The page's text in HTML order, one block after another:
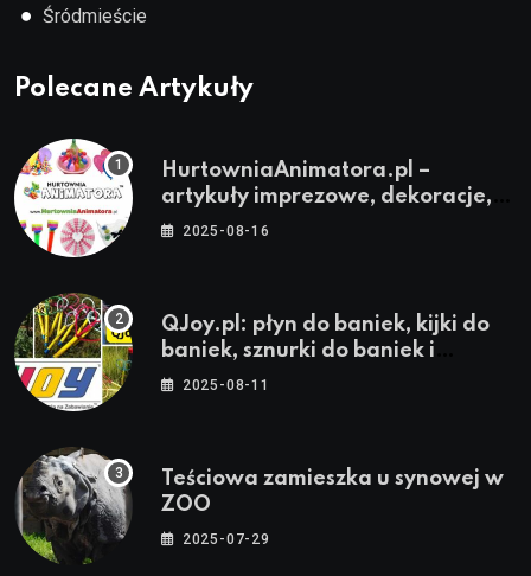
● Śródmieście
Polecane Artykuły
HurtowniaAnimatora.pl –
artykuły imprezowe, dekoracje,
stroje i akcesoria dla animatorów
2025-08-16
QJoy.pl: płyn do baniek, kijki do
baniek, sznurki do baniek i
zestawy do baniek
2025-08-11
Teściowa zamieszka u synowej w
ZOO
2025-07-29